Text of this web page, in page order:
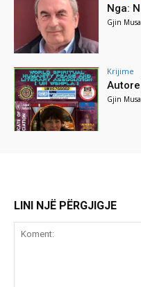
Nga:
Gjin Musa
Krijime
Gjin Musa
LINI NJË PËRGJIGJE